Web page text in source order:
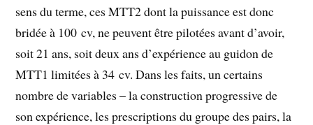
sens du terme, ces MTT2 dont la puissance est donc
bridée à 100 cv, ne peuvent être pilotées avant d’avoir,
soit 21 ans, soit deux ans d’expérience au guidon de
MTT1 limitées à 34 cv. Dans les faits, un certains
nombre de variables – la construction progressive de
son expérience, les prescriptions du groupe des pairs, la